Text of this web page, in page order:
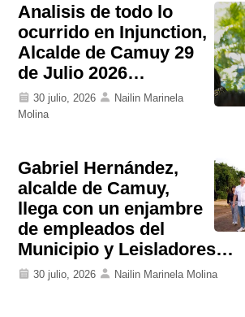
Analisis de todo lo
ocurrido en Injunction,
Alcalde de Camuy 29
de Julio 2026…
30 julio, 2026
Nailin Marinela
Molina
Gabriel Hernández,
alcalde de Camuy,
llega con un enjambre
de empleados del
Municipio y Leisladores…
30 julio, 2026 Nailin Marinela Molina